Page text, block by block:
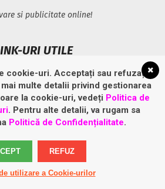
si publicitate online!
URI UTILE
fișierele cookies
de confidențialitate
cookie-uri. Acceptați sau refuzați
multe detalii privind gestionarea
la cookie-uri, vedeți Politica de
. Pentru alte detalii, va rugam sa
Politică de Confidențialitate.
REFUZ
utilizare a Cookie-urilor